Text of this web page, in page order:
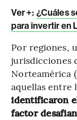
Ver +: ¿Cuáles
para invertir en
Por regiones,
jurisdicciones
Norteamérica
aquellas entre
identificaron
factor